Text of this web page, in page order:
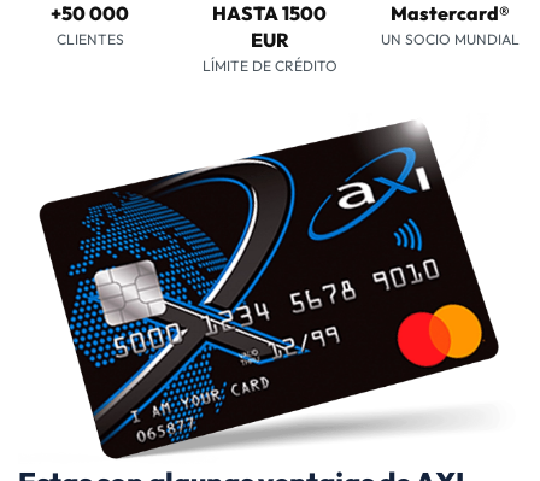
+50 000
CLIENTES
HASTA 1500
EUR
LÍMITE DE CRÉDITO
Mastercard®
UN SOCIO MUNDIAL